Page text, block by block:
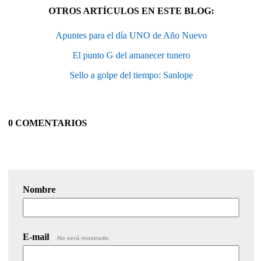
OTROS ARTÍCULOS EN ESTE BLOG:
Apuntes para el día UNO de Año Nuevo
El punto G del amanecer tunero
Sello a golpe del tiempo: Sanlope
0 COMENTARIOS
Nombre
E-mail No será mostrado.